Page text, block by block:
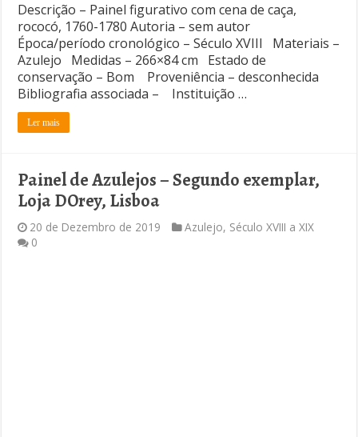
Descrição – Painel figurativo com cena de caça,
rococó, 1760-1780 Autoria – sem autor
Época/período cronológico – Século XVIII Materiais –
Azulejo Medidas – 266×84 cm Estado de
conservação – Bom Proveniência – desconhecida
Bibliografia associada – Instituição …
Ler mais
Painel de Azulejos – Segundo exemplar,
Loja DOrey, Lisboa
20 de Dezembro de 2019 Azulejo, Século XVIII a XIX
0